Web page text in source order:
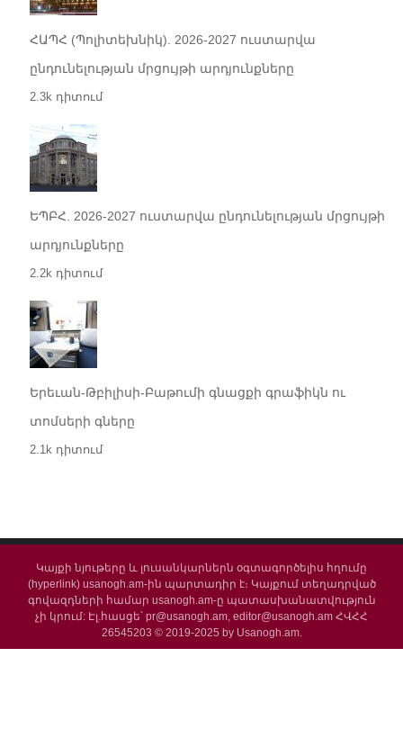
ՀԱՊՀ (Պոլիտեխնիկ). 2026-2027 ուստարվա
ընդունելության մրցույթի արդյունքները
2.3k դիտում
ԵՊԲՀ. 2026-2027 ուստարվա ընդունելության մրցույթի
արդյունքները
2.2k դիտում
Երեւան-Թբիլիսի-Բաթումի գնացքի գրաֆիկն ու
տոմսերի գները
2.1k դիտում
Կայքի նյութերը և լուսանկարներն օգտագործելիս հղումը
(hyperlink) usanogh.am-ին պարտադիր է։ Կայքում տեղադրված
գովազդների համար usanogh.am-ը պատասխանատվություն
չի կրում: Էլ.հասցե՝ pr@usanogh.am, editor@usanogh.am ՀՎՀՀ
26545203 © 2019-2025 by Usanogh.am.